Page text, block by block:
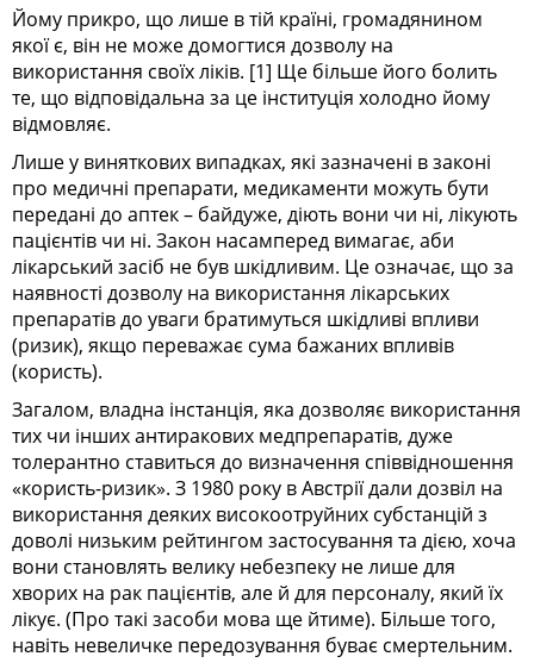
Йому прикро, що лише в тій країні, громадянином
якої є, він не може домогтися дозволу на
використання своїх ліків. [1] Ще більше його болить
те, що відповідальна за це інституція холодно йому
відмовляє.
Лише у виняткових випадках, які зазначені в законі
про медичні препарати, медикаменти можуть бути
передані до аптек – байдуже, діють вони чи ні, лікують
пацієнтів чи ні. Закон насамперед вимагає, аби
лікарський засіб не був шкідливим. Це означає, що за
наявності дозволу на використання лікарських
препаратів до уваги братимуться шкідливі впливи
(ризик), якщо переважає сума бажаних впливів
(користь).
Загалом, владна інстанція, яка дозволяє використання
тих чи інших антиракових медпрепаратів, дуже
толерантно ставиться до визначення співвідношення
«користь-ризик». З 1980 року в Австрії дали дозвіл на
використання деяких високоотруйних субстанцій з
доволі низьким рейтингом застосування та дією, хоча
вони становлять велику небезпеку не лише для
хворих на рак пацієнтів, але й для персоналу, який їх
лікує. (Про такі засоби мова ще йтиме). Більше того,
навіть невеличке передозування буває смертельним.